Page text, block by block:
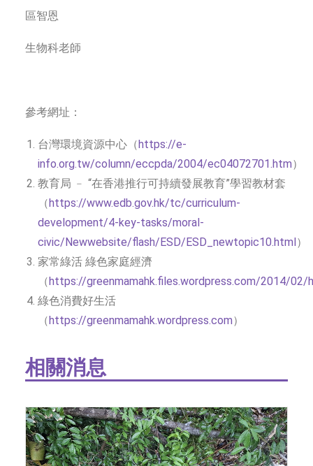
區智恩
生物科老師
參考網址：
台灣環境資源中心（https://e-
info.org.tw/column/eccpda/2004/ec04072701.htm）
教育局 ﹣ “在香港推行可持續發展教育”學習教材套
（https://www.edb.gov.hk/tc/curriculum-
development/4-key-tasks/moral-
civic/Newwebsite/flash/ESD/ESD_newtopic10.html）
家常綠活 綠色家庭經濟
（https://greenmamahk.files.wordpress.com/2014/02/
綠色消費好生活
（https://greenmamahk.wordpress.com）
相關消息